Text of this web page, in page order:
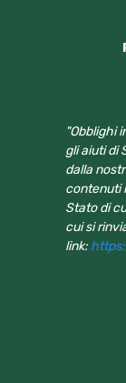
"Obblighi
gli aiuti di
dalla
contenuti
Stato di
cui si
link: